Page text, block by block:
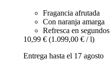
Fragancia afrutada
Con naranja amarga
Refresca en segundos
10,99 € (1.099,00 € / l)
Entrega hasta el 17 agosto